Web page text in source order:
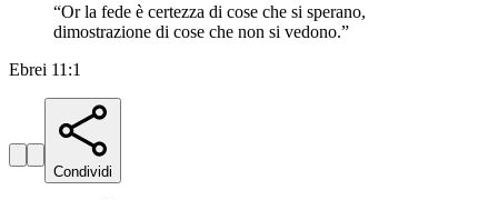
“Or la fede è certezza di cose che si sperano,
dimostrazione di cose che non si vedono.”
Ebrei 11:1
Condividi